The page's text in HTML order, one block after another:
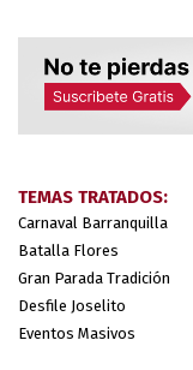
TEMAS TRATADOS:
Carnaval Barranquilla
Batalla Flores
Gran Parada Tradición
Desfile Joselito
Eventos Masivos